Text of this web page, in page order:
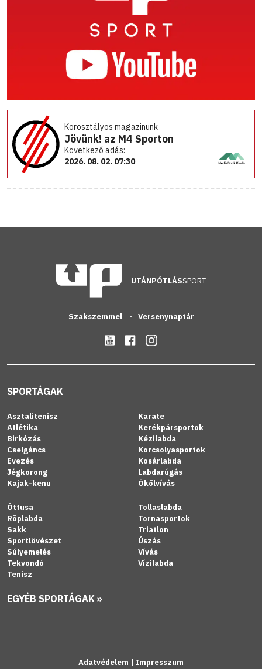
Korosztályos magazinunk
Jövünk! az M4 Sporton
Következő adás:
2026. 08. 02. 07:30
UTÁNPÓTLÁSSPORT
Szakszemmel Versenynaptár
SPORTÁGAK
Asztalitenisz
Atlétika
Birkózás
Cselgáncs
Evezés
Jégkorong
Kajak-kenu
Karate
Kerékpársportok
Kézilabda
Korcsolyasportok
Kosárlabda
Labdarúgás
Ökölvívás
Öttusa
Röplabda
Sakk
Sportlövészet
Súlyemelés
Tekvondó
Tenisz
Tollaslabda
Tornasportok
Triatlon
Úszás
Vívás
Vízilabda
EGYÉB SPORTÁGAK »
Adatvédelem | Impresszum